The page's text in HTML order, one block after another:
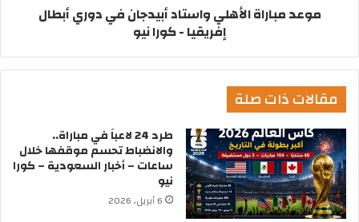
موعد مباراة الأهلي واستاد أبيدجان في دوري أبطال
إفريقيا - كورا نيو
مقالات ذات صلة
طرد 24 لاعباً في مباراة..
والانضباط تحسم موقفها خلال
ساعات – أخبار السعودية – كورا
نيو
6 أبريل، 2026